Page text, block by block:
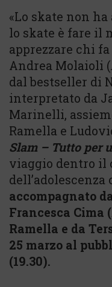
«Lo skate non
lo skate è fare il
apprezzare chi
Andrea Molaioli (
dal bestseller di
interpretato da
Marinelli,
Ramella e
Slam – Tutto per
viaggio dentro il
dell’adolescenza
accompagnato
Francesca Cima (
Ramella e da
25 marzo al
(19.30).